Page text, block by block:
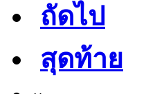
ถัดไป
สุดท้าย